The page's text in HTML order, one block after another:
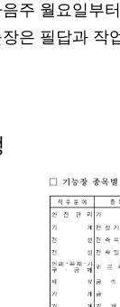
주 월요일부
은 필답과 작